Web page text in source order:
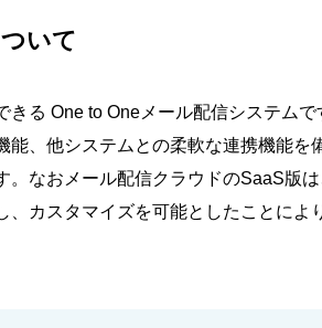
いて
る One to Oneメール配信システム
、他システムとの柔軟な連携機能を
なおメール配信クラウドのSaaS版
カスタマイズを可能としたことによ